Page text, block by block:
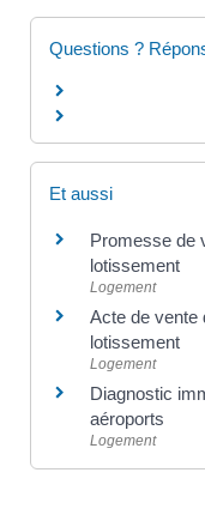
Questions ?
Et aussi
Promesse de
lotissement
Logement
Acte de vente
lotissement
Logement
Diagnostic
aéroports
Logement